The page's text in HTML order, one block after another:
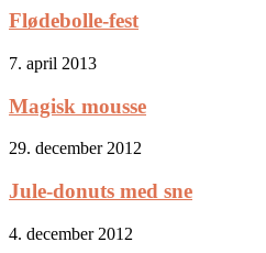
Flødebolle-fest
7. april 2013
Magisk mousse
29. december 2012
Jule-donuts med sne
4. december 2012